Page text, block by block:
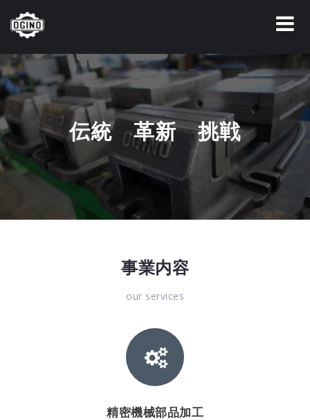
伝統 革新 挑戦
事業内容
our services
精密機械部品加工